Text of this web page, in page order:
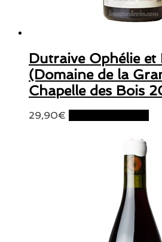
Dutraive Ophélie et
(Domaine de la
Chapelle des Bois
29,90€